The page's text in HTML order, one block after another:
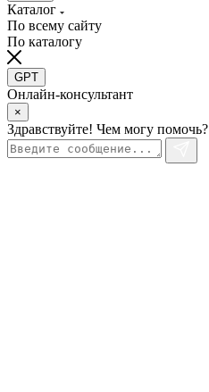
Каталог
По всему сайту
По каталогу
GPT
Онлайн-консультант
×
Здравствуйте! Чем могу помочь?